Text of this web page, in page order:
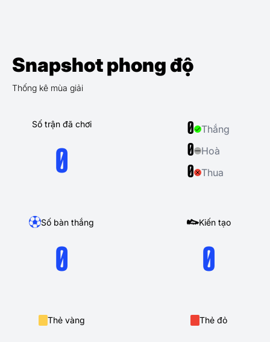
Snapshot phong độ
Thống kê mùa giải
Số trận đã chơi
0
Số bàn thắng
0
Kiến tạo
0
Thẻ vàng Thẻ đỏ
0 Thắng
0 Hoà
0 Thua